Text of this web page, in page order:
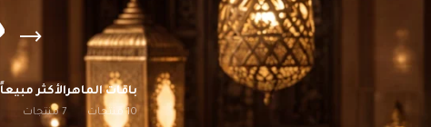
باقات الماهر
10 منتجات
الأكثر مبيعاً
7 منتجات